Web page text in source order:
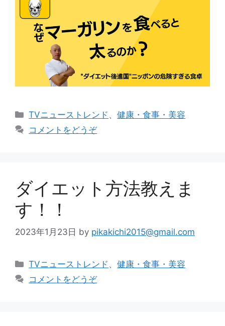
カ
テ
TVニューストレンド 、健康・食事・美容
コメントをどうぞ
ダイエット方法教えま
す！！
2023年1月23日 by pikakichi2015@gmail.com
カ
TVニューストレンド 、健康・食事・美容
コメントをどうぞ